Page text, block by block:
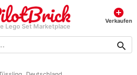
Lego Set Marketplace
add_circle
Verkaufen
search